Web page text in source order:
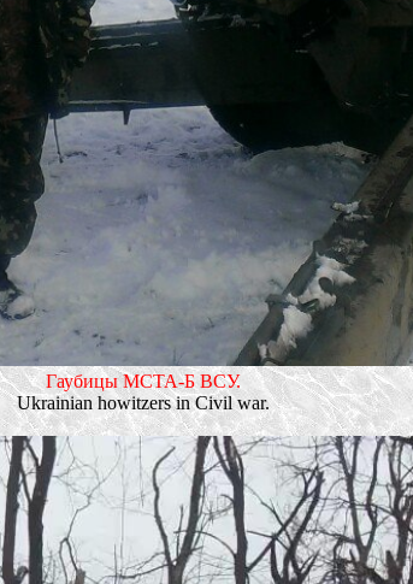
Гаубицы МСТА-Б ВСУ.
Ukrainian howitzers in Civil war.